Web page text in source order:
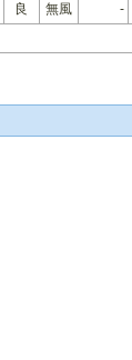
良 無風 -